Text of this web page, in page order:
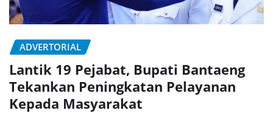
ADVERTORIAL
Lantik 19 Pejabat, Bupati Bantaeng
Tekankan Peningkatan Pelayanan
Kepada Masyarakat